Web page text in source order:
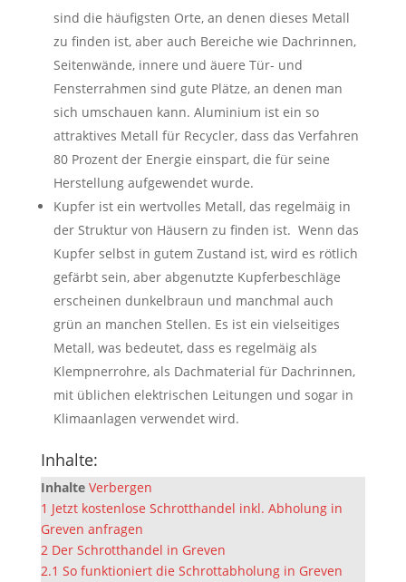
sind die häufigsten Orte, an denen dieses Metall
zu finden ist, aber auch Bereiche wie Dachrinnen,
Seitenwände, innere und äuere Tür- und
Fensterrahmen sind gute Plätze, an denen man
sich umschauen kann. Aluminium ist ein so
attraktives Metall für Recycler, dass das Verfahren
80 Prozent der Energie einspart, die für seine
Herstellung aufgewendet wurde.
Kupfer ist ein wertvolles Metall, das regelmäig in
der Struktur von Häusern zu finden ist. Wenn das
Kupfer selbst in gutem Zustand ist, wird es rötlich
gefärbt sein, aber abgenutzte Kupferbeschläge
erscheinen dunkelbraun und manchmal auch
grün an manchen Stellen. Es ist ein vielseitiges
Metall, was bedeutet, dass es regelmäig als
Klempnerrohre, als Dachmaterial für Dachrinnen,
mit üblichen elektrischen Leitungen und sogar in
Klimaanlagen verwendet wird.
Inhalte:
Inhalte Verbergen
1 Jetzt kostenlose Schrotthandel inkl. Abholung in
Greven anfragen
2 Der Schrotthandel in Greven
2.1 So funktioniert die Schrottabholung in Greven